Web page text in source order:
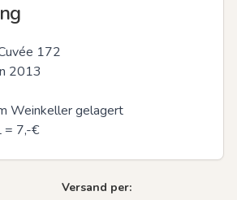
172
2013
Weinkeller gelagert
= 7,-€
Versand per: